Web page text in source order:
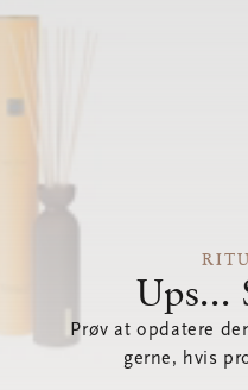
Ups...
Prøv at opdatere
gerne, hvis